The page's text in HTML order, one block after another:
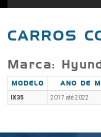
CARROS
Marca:
MODELO ANO DE
IX35 2017 até 2022